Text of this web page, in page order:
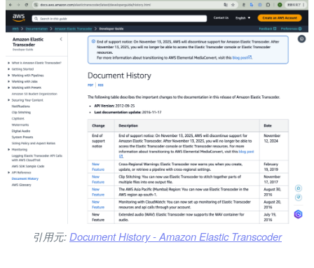
引用元: Document History - Amazon Elastic Transcoder